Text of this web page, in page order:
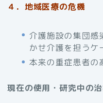
４．地域医療の危機
介護施設の集団感
かせ介護を担うケ
本来の重症患者の
現在の使用・研究中の